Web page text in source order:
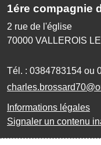
1ére compagnie
2 rue de l'église
70000 VALLEROIS
Tél. : 0384783154 ou
Informations légales
Signaler un contenu